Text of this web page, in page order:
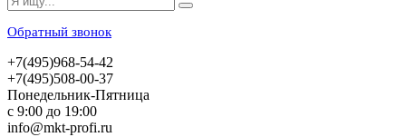
Обратный звонок
+7(495)968-54-42
+7(495)508-00-37
Понедельник-Пятница
с 9:00 до 19:00
info@mkt-profi.ru